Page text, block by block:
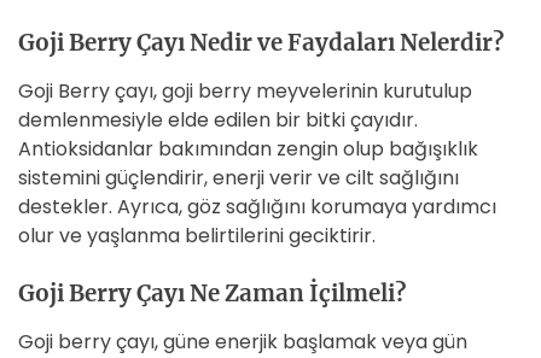
Goji Berry Çayı Nedir ve Faydaları Nelerdir?
Goji Berry çayı, goji berry meyvelerinin kurutulup
demlenmesiyle elde edilen bir bitki çayıdır.
Antioksidanlar bakımından zengin olup bağışıklık
sistemini güçlendirir, enerji verir ve cilt sağlığını
destekler. Ayrıca, göz sağlığını korumaya yardımcı
olur ve yaşlanma belirtilerini geciktirir.
Goji Berry Çayı Ne Zaman İçilmeli?
Goji berry çayı, güne enerjik başlamak veya gün